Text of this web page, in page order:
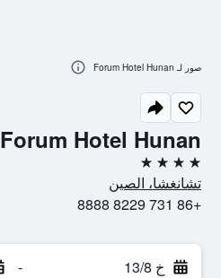
Forum Hotel Hunan
4 نجوم
تشانغشا، الصين
+86 731 8229 8888
خ 13/8 -
صور لـ Forum Hotel Hunan